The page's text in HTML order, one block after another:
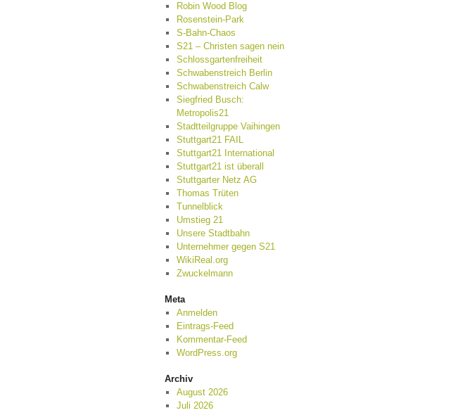
Robin Wood Blog
Rosenstein-Park
S-Bahn-Chaos
S21 – Christen sagen nein
Schlossgartenfreiheit
Schwabenstreich Berlin
Schwabenstreich Calw
Siegfried Busch:
Metropolis21
Stadtteilgruppe Vaihingen
Stuttgart21 FAIL
Stuttgart21 International
Stuttgart21 ist überall
Stuttgarter Netz AG
Thomas Trüten
Tunnelblick
Umstieg 21
Unsere Stadtbahn
Unternehmer gegen S21
WikiReal.org
Zwuckelmann
Meta
Anmelden
Eintrags-Feed
Kommentar-Feed
WordPress.org
Archiv
August 2026
Juli 2026